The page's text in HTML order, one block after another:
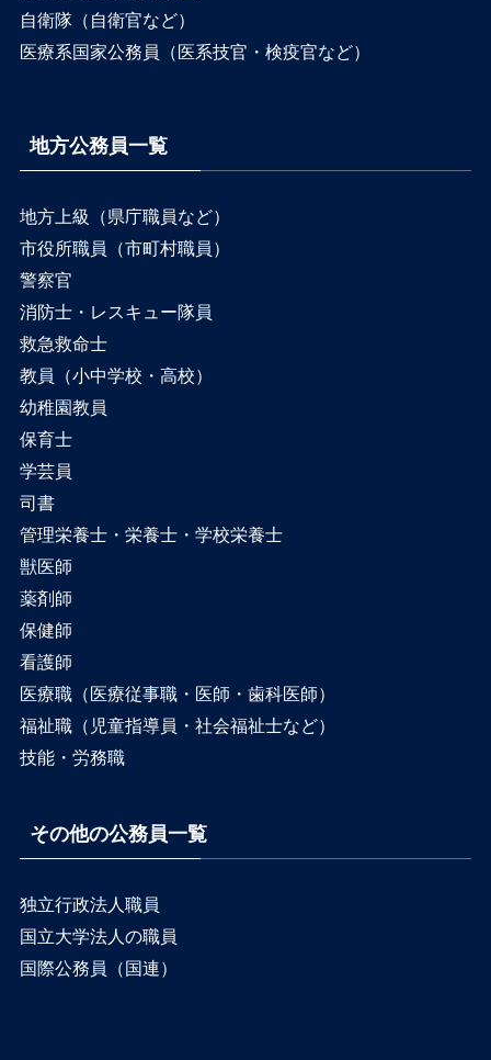
自衛隊（自衛官など）
医療系国家公務員（医系技官・検疫官など）
地方公務員一覧
地方上級（県庁職員など）
市役所職員（市町村職員）
警察官
消防士・レスキュー隊員
救急救命士
教員（小中学校・高校）
幼稚園教員
保育士
学芸員
司書
管理栄養士・栄養士・学校栄養士
獣医師
薬剤師
保健師
看護師
医療職（医療従事職・医師・歯科医師）
福祉職（児童指導員・社会福祉士など）
技能・労務職
その他の公務員一覧
独立行政法人職員
国立大学法人の職員
国際公務員（国連）